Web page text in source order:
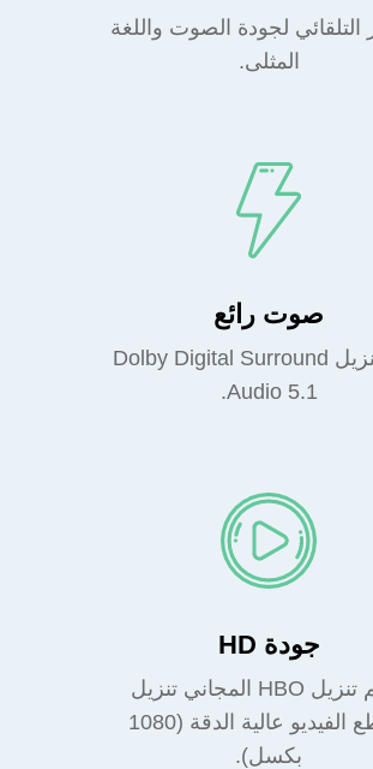
التلقائي لجودة الصوت واللغة
المثلى.
صوت رائع
دعم تنزيل Dolby Digital Surround
Audio 5.1.
جودة HD
يدعم تنزيل HBO المجاني تنزيل
مقاطع الفيديو عالية الدقة (1080
بكسل).